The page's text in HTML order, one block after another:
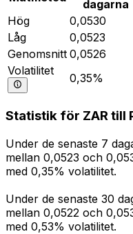
dagarna
Hög
0,0530
Låg
0,0523
Genomsnitt 0,0526
Volatilitet
0,35%
Statistik för ZAR till
Under de senaste 7
mellan 0,0523 och
med 0,35% volatilitet.
Under de senaste 30
mellan 0,0522 och
med 0,53% volatilitet.